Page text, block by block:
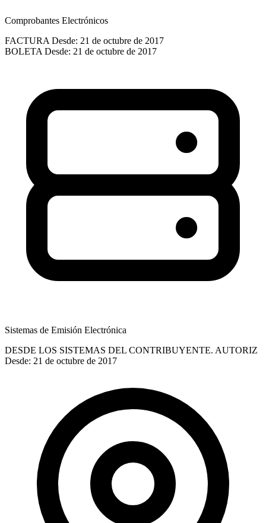
Comprobantes Electrónicos
FACTURA Desde: 21 de octubre de 2017
BOLETA Desde: 21 de octubre de 2017
Sistemas de Emisión Electrónica
DESDE LOS SISTEMAS DEL CONTRIBUYENTE. AUTORIZ
Desde: 21 de octubre de 2017